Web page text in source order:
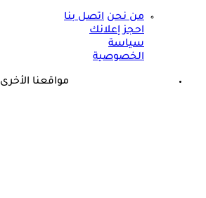
من نحن اتصل بنا
احجز إعلانك
سياسة
الخصوصية
مواقعنا الأخرى